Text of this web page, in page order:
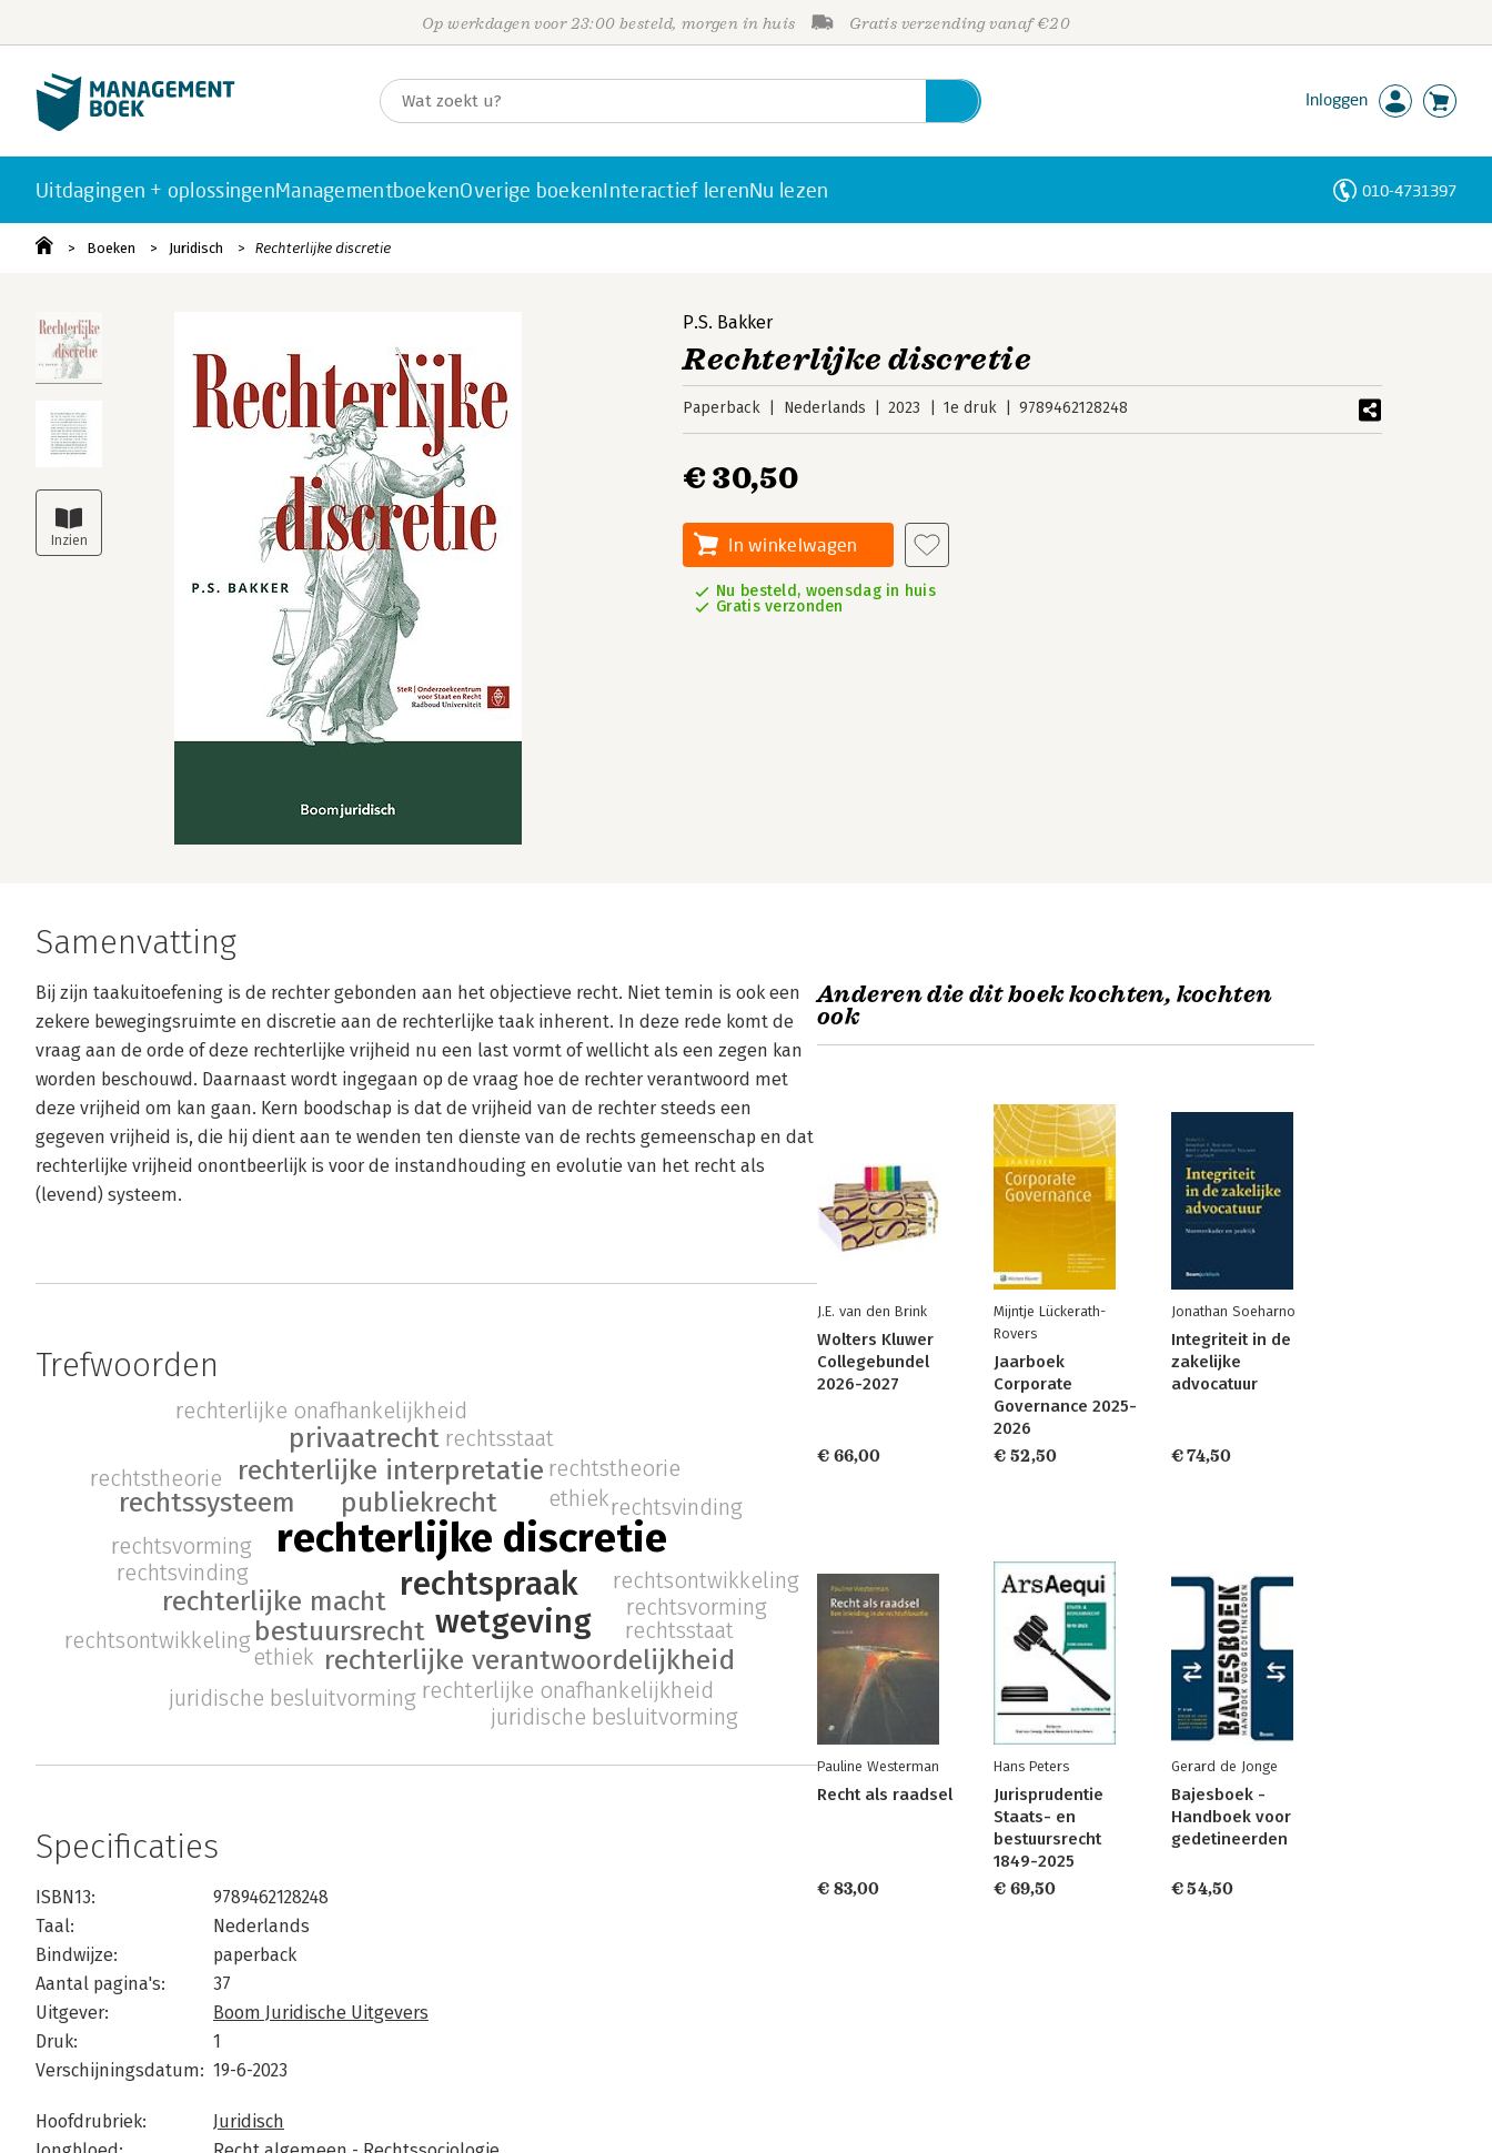
Op werkdagen voor 23:00 besteld, morgen in huis Gratis verzending vanaf €20
Inloggen
Uitdagingen + oplossingenManagementboekenOverige boekenInteractief lerenNu lezen 010-4731397
Boeken Juridisch Rechterlijke discretie
P.S. Bakker
Rechterlijke discretie
Paperback Nederlands 2023 1e druk 9789462128248
€ 30,50
In winkelwagen
Nu besteld, woensdag in huis
Gratis verzonden
Samenvatting
Bij zijn taakuitoefening is de rechter gebonden aan het objectieve recht. Niet temin is ook een
zekere bewegingsruimte en discretie aan de rechterlijke taak inherent. In deze rede komt de
vraag aan de orde of deze rechterlijke vrijheid nu een last vormt of wellicht als een zegen kan
worden beschouwd. Daarnaast wordt ingegaan op de vraag hoe de rechter verantwoord met
deze vrijheid om kan gaan. Kern boodschap is dat de vrijheid van de rechter steeds een
gegeven vrijheid is, die hij dient aan te wenden ten dienste van de rechts gemeenschap en dat
rechterlijke vrijheid onontbeerlijk is voor de instandhouding en evolutie van het recht als
(levend) systeem.
Trefwoorden
rechterlijke discretie
rechtspraak
wetgeving
publiekrecht
bestuursrecht
rechterlijke macht
rechterlijke interpretatie
rechterlijke verantwoordelijkheid
rechtssysteem
privaatrecht
ethiek
rechtsvinding
rechtsvorming
rechtsstaat
rechtsontwikkeling
rechterlijke onafhankelijkheid
juridische besluitvorming
rechtstheorie
ethiek
rechtsvinding
rechtsvorming
rechtsstaat
rechtsontwikkeling
rechterlijke onafhankelijkheid
juridische besluitvorming
rechtstheorie
Specificaties
ISBN13:
9789462128248
Taal:
Nederlands
Bindwijze:
paperback
Aantal pagina's:
37
Uitgever:
Boom Juridische Uitgevers
Druk:
1
Verschijningsdatum: 19-6-2023
Hoofdrubriek:
Juridisch
Anderen die dit boek kochten, kochten
ook
J.E. van den Brink
Wolters Kluwer
Collegebundel
2026-2027
€ 66,00
Mijntje Lückerath-
Rovers
Jaarboek
Corporate
Governance 2025-
2026
€ 52,50
Jonathan Soeharno
Integriteit in de
zakelijke
advocatuur
€ 74,50
Pauline Westerman
Recht als raadsel
€ 83,00
Hans Peters
Jurisprudentie
Staats- en
bestuursrecht
1849-2025
€ 69,50
Gerard de Jonge
Bajesboek -
Handboek voor
gedetineerden
€ 54,50
Personen